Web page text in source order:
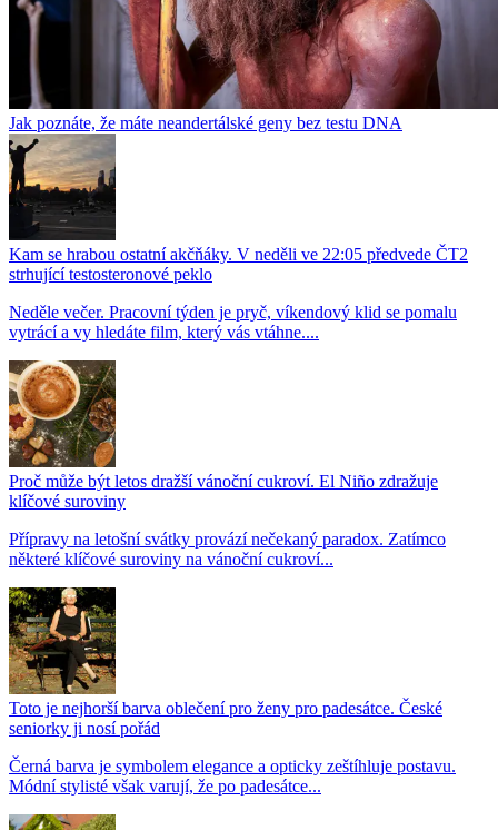
Jak poznáte, že máte neandertálské geny bez testu DNA
Kam se hrabou ostatní akčňáky. V neděli ve 22:05 předvede ČT2
strhující testosteronové peklo
Neděle večer. Pracovní týden je pryč, víkendový klid se pomalu
vytrácí a vy hledáte film, který vás vtáhne....
Proč může být letos dražší vánoční cukroví. El Niño zdražuje
klíčové suroviny
Přípravy na letošní svátky provází nečekaný paradox. Zatímco
některé klíčové suroviny na vánoční cukroví...
Toto je nejhorší barva oblečení pro ženy pro padesátce. České
seniorky ji nosí pořád
Černá barva je symbolem elegance a opticky zeštíhluje postavu.
Módní stylisté však varují, že po padesátce...